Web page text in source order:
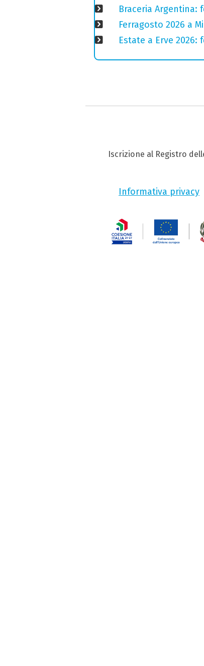
Braceria
Ferragosto 2026 a
Estate a Erve
Iscrizione al Registro
Informativa privacy